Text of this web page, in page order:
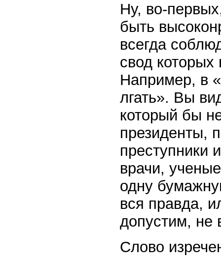
Ну, во-
быть
всегда
свод
Например, в
лгать». Вы
который бы
президенты,
преступники
врачи,
одну
вся правда,
допустим, не
Слово